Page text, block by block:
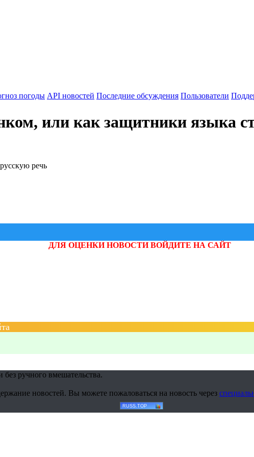
погоды API новостей Последние обсуждения Пользователи
или как защитники языка
речь
ДЛЯ ОЦЕНКИ НОВОСТИ ВОЙДИТЕ НА САЙТ
без ручного вмешательства.
новостей. Вы можете пожаловаться на новость через